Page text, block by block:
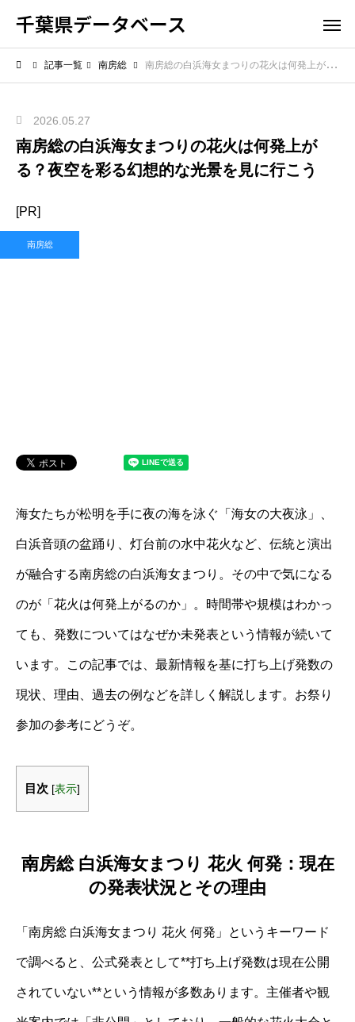
千葉県データベース
記事一覧 南房総 南房総の白浜海女まつりの花火は何発上がる？夜空を彩る幻想的な光景を見に行こう
2026.05.27
南房総の白浜海女まつりの花火は何発上が
る？夜空を彩る幻想的な光景を見に行こう
[PR]
南房総
海女たちが松明を手に夜の海を泳ぐ「海女の大夜泳」、
白浜音頭の盆踊り、灯台前の水中花火など、伝統と演出
が融合する南房総の白浜海女まつり。その中で気になる
のが「花火は何発上がるのか」。時間帯や規模はわかっ
ても、発数についてはなぜか未発表という情報が続いて
います。この記事では、最新情報を基に打ち上げ発数の
現状、理由、過去の例などを詳しく解説します。お祭り
参加の参考にどうぞ。
目次 [表示]
南房総 白浜海女まつり 花火 何発：現在
の発表状況とその理由
「南房総 白浜海女まつり 花火 何発」というキーワード
で調べると、公式発表として**打ち上げ発数は現在公開
されていない**という情報が多数あります。主催者や観